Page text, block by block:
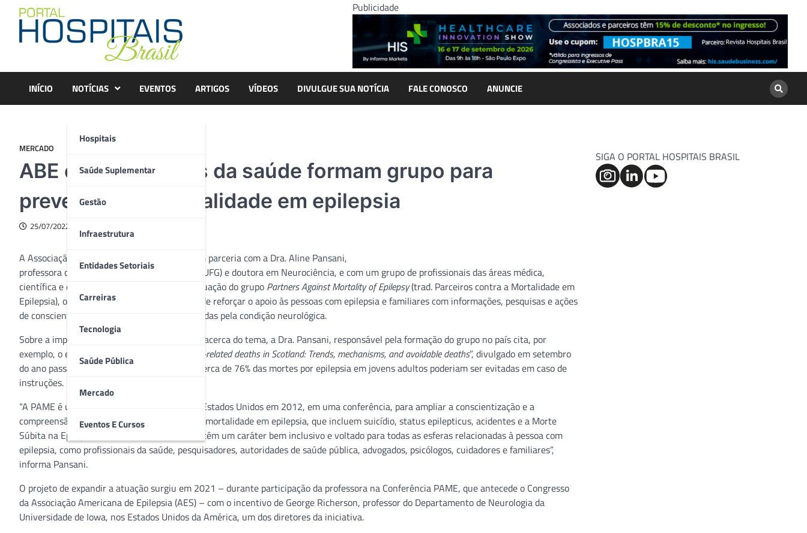
content
Publicidade
INÍCIO NOTÍCIAS
Hospitais
Saúde Suplementar
Gestão
Infraestrutura
Entidades Setoriais
Carreiras
Tecnologia
Saúde Pública
Mercado
Eventos E Cursos
EVENTOS ARTIGOS VÍDEOS DIVULGUE SUA NOTÍCIA FALE CONOSCO ANUNCIE
MERCADO
ABE e profissionais da saúde formam grupo para
prevenção da mortalidade em epilepsia
25/07/2022
A Associação Brasileira de Epilepsia (ABE), em parceria com a Dra. Aline Pansani,
professora da Universidade Federal de Goiás (UFG) e doutora em Neurociência, e com um grupo de profissionais das áreas médica,
científica e de psicologia, está ampliando a atuação do grupo Partners Against Mortality of Epilepsy(trad. Parceiros contra a Mortalidade em
Epilepsia), o PAME, no Brasil, com o objetivo de reforçar o apoio às pessoas com epilepsia e familiares com informações, pesquisas e ações
de conscientização para evitar mortes motivadas pela condição neurológica.
Sobre a importância da iniciativa e do debate acerca do tema, a Dra. Pansani, responsável pela formação do grupo no país cita, por
exemplo, o estudo “ A national study of epilepsy-related deaths in Scotland: Trends, mechanisms, and avoidable deaths”, divulgado em setembro
do ano passado, que revela que, na Escócia, cerca de 76% das mortes por epilepsia em jovens adultos poderiam ser evitadas em caso de
instruções.
“A PAME é um movimento que começou nos Estados Unidos em 2012, em uma conferência, para ampliar a conscientização e a
compreensão de todas as formas evitáveis de mortalidade em epilepsia, que incluem suicídio, status epilepticus, acidentes e a Morte
Súbita na Epilepsia (SUDEP). As conferências têm um caráter bem inclusivo e voltado para todas as esferas relacionadas à pessoa com
epilepsia, como profissionais da saúde, pesquisadores, autoridades de saúde pública, advogados, psicólogos, cuidadores e familiares”,
informa Pansani.
O projeto de expandir a atuação surgiu em 2021 – durante participação da professora na Conferência PAME, que antecede o Congresso
da Associação Americana de Epilepsia (AES) – com o incentivo de George Richerson, professor do Departamento de Neurologia da
Universidade de Iowa, nos Estados Unidos da América, um dos diretores da iniciativa.
SIGA O PORTAL HOSPITAIS BRASIL